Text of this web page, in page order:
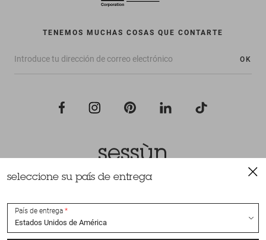
TENEMOS MUCHAS COSAS QUE CONTARTE
OK
Todos los derechos reservados Sessùn 2022
seleccione su país de entrega
País de entrega